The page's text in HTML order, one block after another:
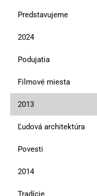
Predstavujeme
2024
Podujatia
Filmové miesta
2013
Ľudová architektúra
Povesti
2014
Tradície